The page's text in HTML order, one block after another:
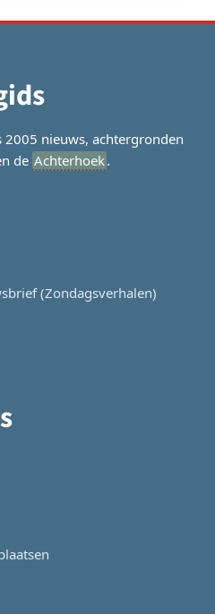
nieuws, achtergronden
de Achterhoek.
(Zondagsverhalen)